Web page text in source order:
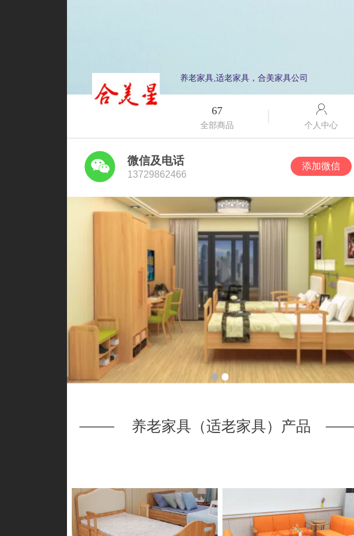
养老家具,适老家具，合美家具公司
67
全部商品 个人中心
微信及电话
13729862466
添加微信
—— 养老家具（适老家具）产品